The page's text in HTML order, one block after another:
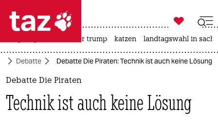
 taz zahl ich
taz zahl ich
politik

taz zahl ich
usa unter trump katzen landtagswahl in
Debatte Debatte Die Piraten: Technik ist auch keine Lösung
Debatte Die Piraten
Technik ist auch keine Lösung